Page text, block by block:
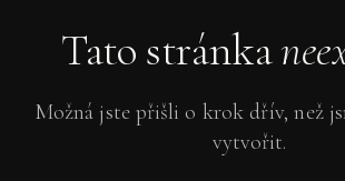
Tato stránka
Možná jste přišli o krok dřív, než
vytvořit.